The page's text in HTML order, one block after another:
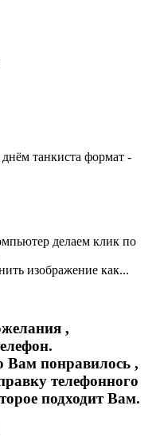
формат -
делаем клик по
изображение как...
,
Вам понравилось ,
телефонного
подходит Вам.